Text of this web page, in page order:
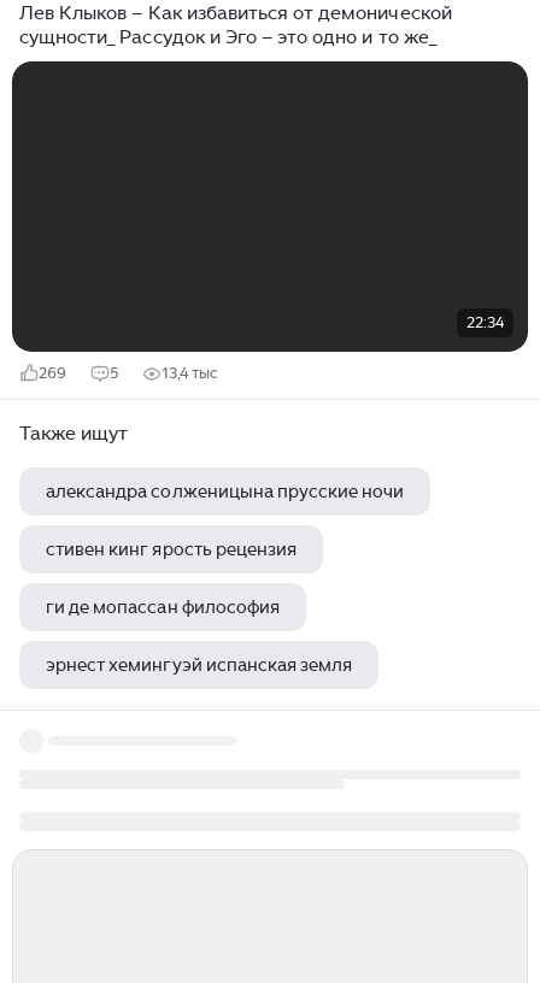
Лев Клыков – Как избавиться от демонической
сущности_ Рассудок и Эго – это одно и то же_
22:34
269 5 13,4 тыс
Также ищут
александра солженицына прусские ночи
стивен кинг ярость рецензия
ги де мопассан философия
эрнест хемингуэй испанская земля